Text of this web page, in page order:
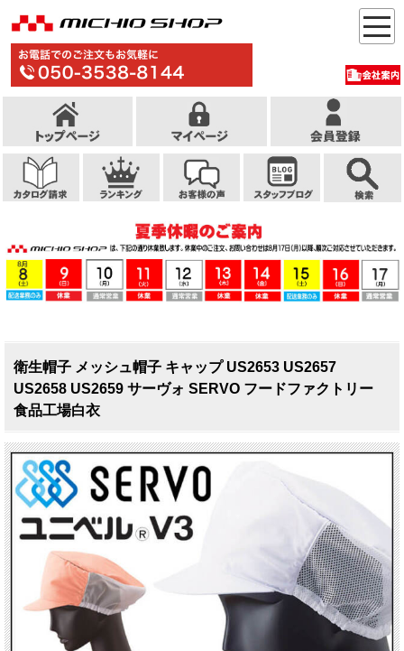
衛生帽子 メッシュ帽子 キャップ US2653 US2657
US2658 US2659 サーヴォ SERVO フードファクトリー
食品工場白衣